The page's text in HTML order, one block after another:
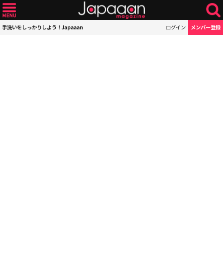
手洗いをしっかりしよう！Japaaan ログイン メンバー登録